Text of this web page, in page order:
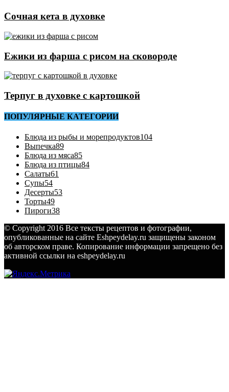
Сочная кета в духовке
Ежики из фарша с рисом на сковороде
Терпуг в духовке с картошкой
ПОПУЛЯРНЫЕ КАТЕГОРИИ
Блюда из рыбы и морепродуктов104
Выпечка89
Блюда из мяса85
Блюда из птицы84
Салаты61
Супы54
Десерты53
Торты49
Пироги38
© Copyright 2016 Все тексты рецептов и фотографии,
опубликованные на сайте Eshpeydelay.ru защищены законом
об авторском праве. Копирование информации запрещено без
активной ссылки на eshpeydelay.ru